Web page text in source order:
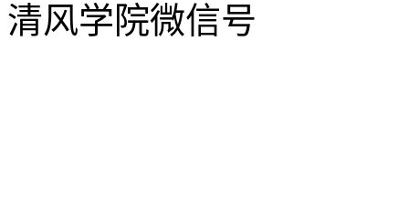
清风学院微信号